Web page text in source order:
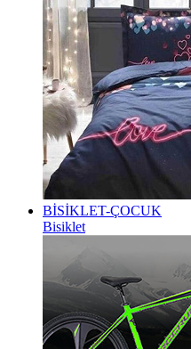
BİSİKLET-ÇOCUK
Bisiklet